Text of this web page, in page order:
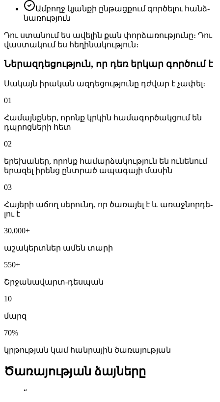
Ամ­բողջ կյան­քի ըն­թաց­քում գոր­ծե­լու հանձ­
նա­ռութ­յուն
Դու ստա­նում ես ա­վե­լին քան փոր­ձա­ռութ­յու­նը։ Դու
վաս­տա­կում ես հե­ղի­նա­կութ­յուն։
Նե­րազ­դե­ցութ­յուն, որ դեռ եր­կար գոր­ծում է
Սա­կայն ի­րա­կան ազ­դե­ցութ­յու­նը դժվար է չա­փել։
01
Հա­մայնք­ներ, ո­րոնք կրկին հա­մա­գոր­ծակ­ցում են
դպրոց­նե­րի հետ
02
ե­րե­խա­ներ, ո­րոնք հա­մար­ձա­կութ­յուն են ու­նե­նում
ե­րա­զել ի­րենց ընտ­րած ա­պա­գա­յի մա­սին
03
Հա­յե­րի ա­ճող սե­րունդ, որ ծա­ռա­յել է և ա­ռաջ­նոր­դե­
լու է
30,000+
աշակերտներ ամեն տարի
550+
Շրջանավարտ-դեսպան
10
մարզ
70%
կրթության կամ հանրային ծառայության
Ծառայության ձայները
“